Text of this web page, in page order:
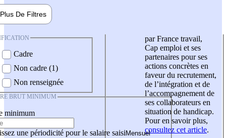
Plus De Filtres
Cadre
Non cadre (1)
Non renseignée
BRUT MINIMUM
minimum
une périodicité pour le salaire saisi
par France travail,
Cap emploi et ses
partenaires pour ses
actions concrètes en
faveur du recrutement,
de l’intégration et de
l’accompagnement de
ses collaborateurs en
situation de handicap.
Pour en savoir plus,
consultez cet article.